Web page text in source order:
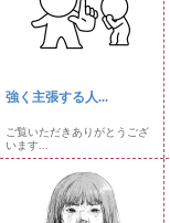
強く主張する人...
ご覧いただきありがとうござ
います...